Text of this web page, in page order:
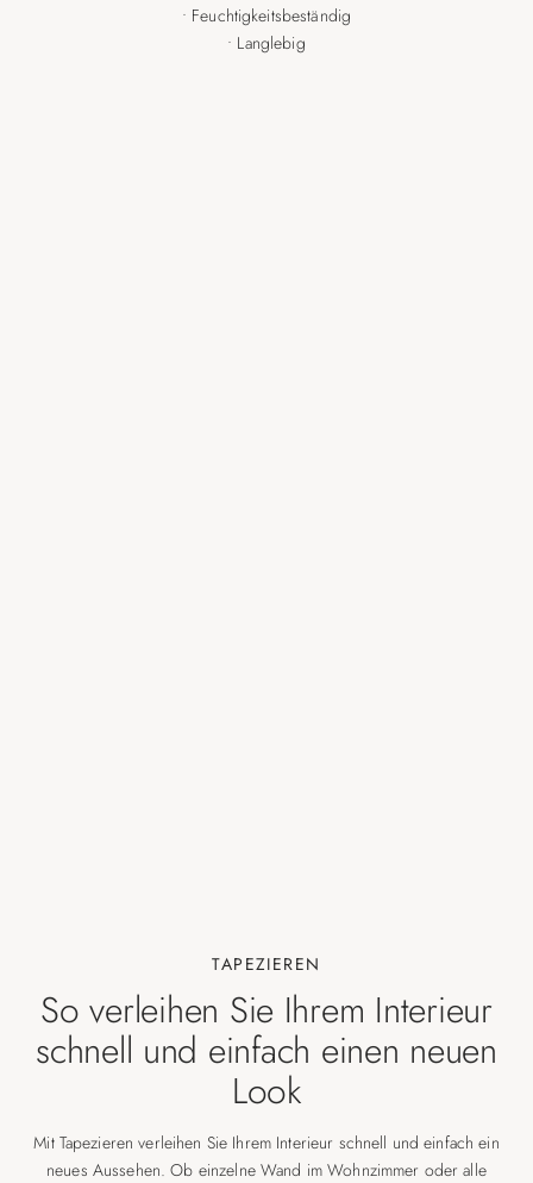
• Feuchtigkeitsbeständig
• Langlebig
TAPEZIEREN
So verleihen Sie Ihrem Interieur
schnell und einfach einen neuen
Look
Mit Tapezieren verleihen Sie Ihrem Interieur schnell und einfach ein
neues Aussehen. Ob einzelne Wand im Wohnzimmer oder alle